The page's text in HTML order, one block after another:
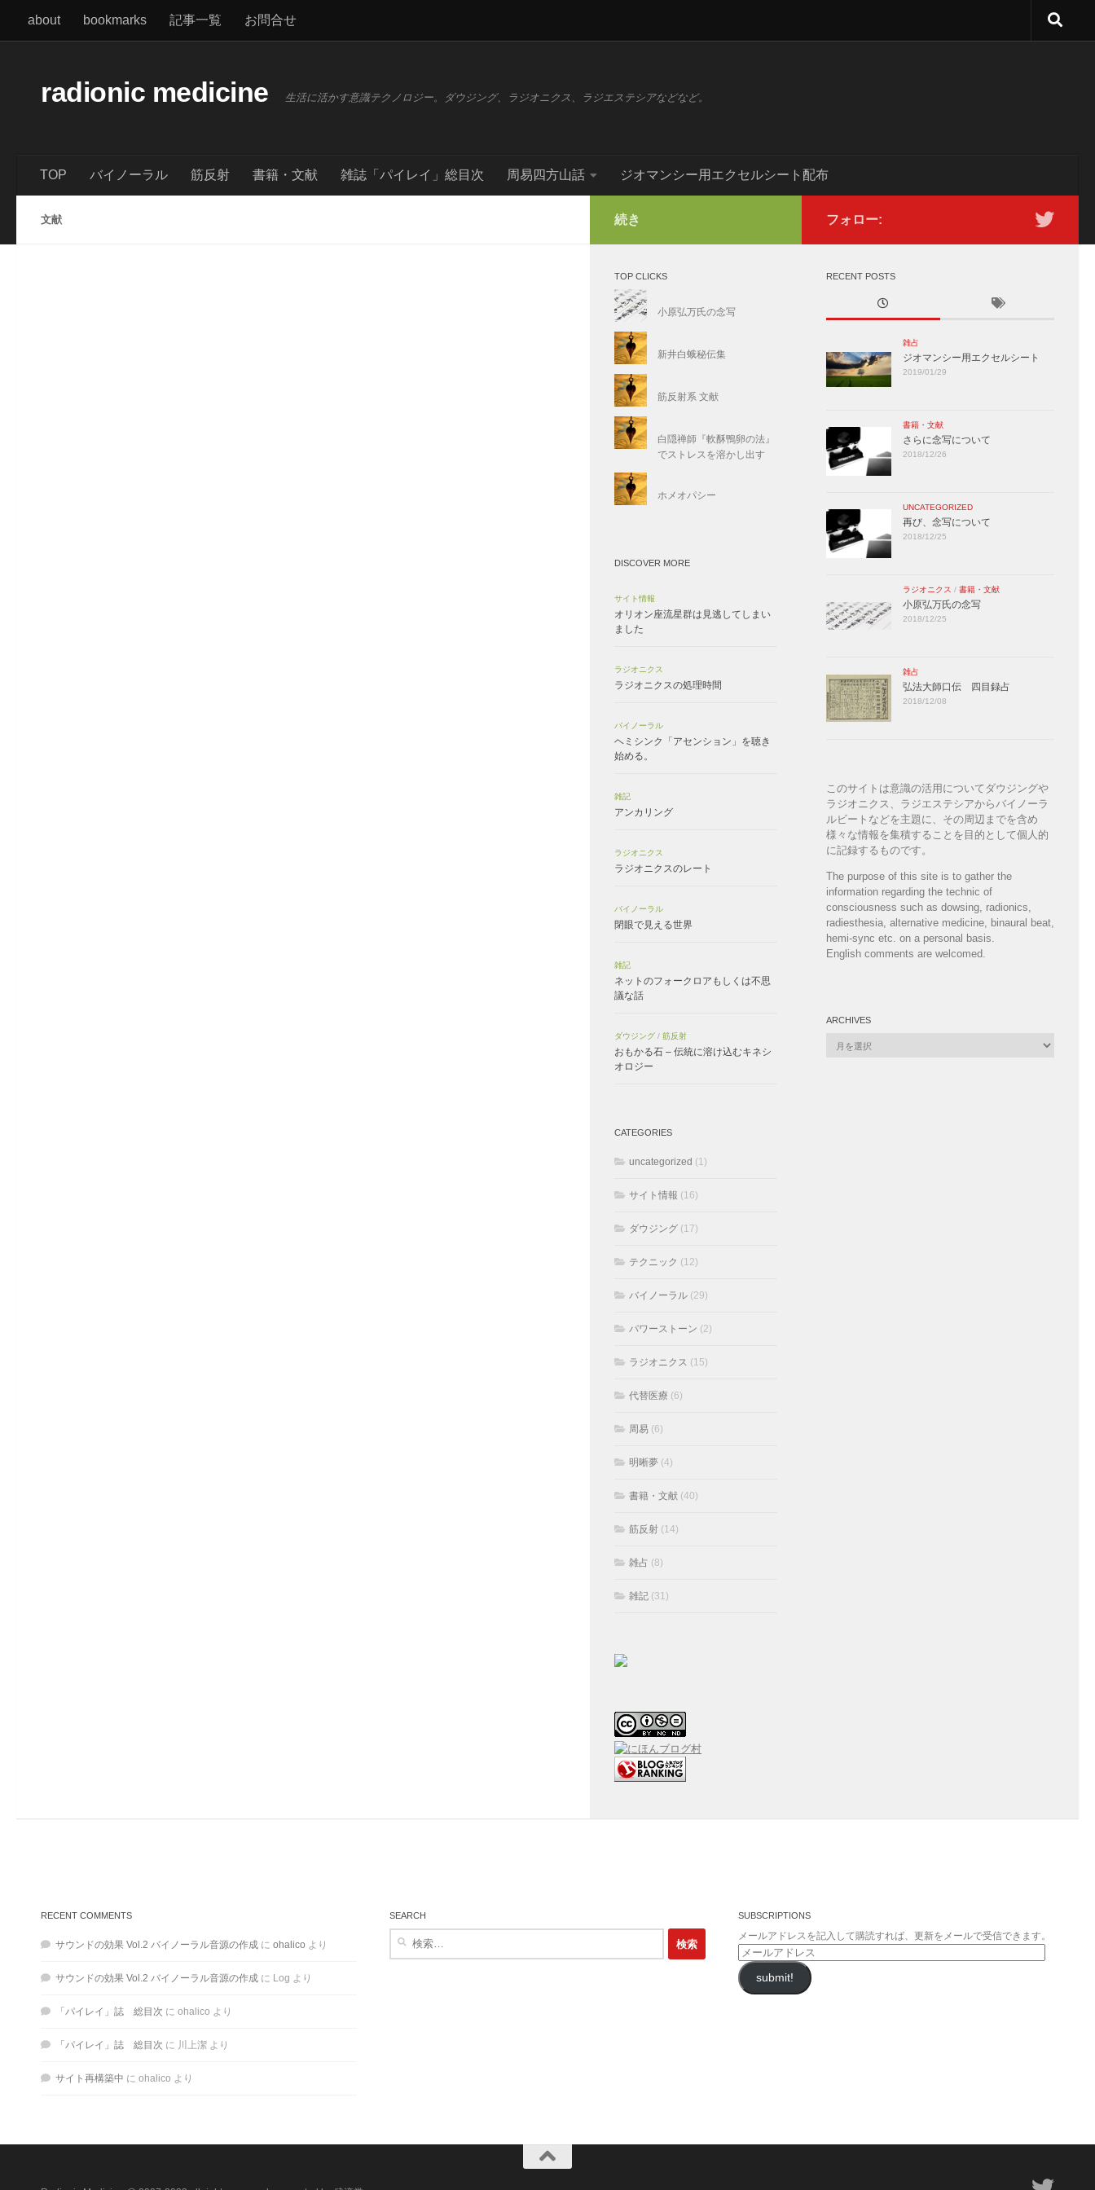
コンテンツへスキップ
about bookmarks 記事一覧 お問合せ
radionic medicine 生活に活かす意識テクノロジー。ダウジング、ラジオニクス、ラジエステシアなどなど。
TOP バイノーラル 筋反射 書籍・文献 雑誌「パイレイ」総目次 周易四方山話 ジオマンシー用エクセルシート配布
文献 フォロー:
RECENT POSTS
雑占
ジオマンシー用エクセルシート
2019/01/29
書籍・文献
さらに念写について
2018/12/26
UNCATEGORIZED
再び、念写について
2018/12/25
ラジオニクス / 書籍・文献
小原弘万氏の念写
2018/12/25
雑占
弘法大師口伝 四目録占
2018/12/08
このサイトは意識の活用についてダウジングや
ラジオニクス、ラジエステシアからバイノーラ
ルビートなどを主題に、その周辺までを含め
様々な情報を集積することを目的として個人的
に記録するものです。
The purpose of this site is to gather the
information regarding the technic of
consciousness such as dowsing, radionics,
radiesthesia, alternative medicine, binaural beat,
hemi-sync etc. on a personal basis.
English comments are welcomed.
ARCHIVES
続き
TOP CLICKS
小原弘万氏の念写
新井白蛾秘伝集
筋反射系 文献
白隠禅師『軟酥鴨卵の法』
でストレスを溶かし出す
ホメオパシー
DISCOVER MORE
サイト情報
オリオン座流星群は見逃してしまい
ました
ラジオニクス
ラジオニクスの処理時間
バイノーラル
ヘミシンク「アセンション」を聴き
始める。
雑記
アンカリング
ラジオニクス
ラジオニクスのレート
バイノーラル
閉眼で見える世界
雑記
ネットのフォークロアもしくは不思
議な話
ダウジング / 筋反射
おもかる石 – 伝統に溶け込むキネシ
オロジー
CATEGORIES
uncategorized (1)
サイト情報 (16)
ダウジング (17)
テクニック (12)
バイノーラル (29)
パワーストーン (2)
ラジオニクス (15)
代替医療 (6)
周易 (6)
明晰夢 (4)
書籍・文献 (40)
筋反射 (14)
雑占 (8)
雑記 (31)
RECENT COMMENTS
サウンドの効果 Vol.2 バイノーラル音源の作成 に ohalico より
サウンドの効果 Vol.2 バイノーラル音源の作成 に Log より
「パイレイ」誌 総目次 に ohalico より
「パイレイ」誌 総目次 に 川上潔 より
サイト再構築中 に ohalico より
SEARCH SUBSCRIPTIONS
メールアドレスを記入して購読すれば、更新をメールで受信できます。
メ
ー
ル
submit!